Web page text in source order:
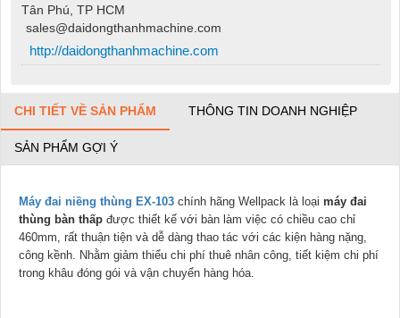
Tân Phú, TP HCM
sales@daidongthanhmachine.com
http://daidongthanhmachine.com
CHI TIẾT VỀ SẢN PHẨM THÔNG TIN DOANH NGHIỆP
SẢN PHẨM GỢI Ý
Máy đai niềng thùng EX-103 chính hãng Wellpack là loại máy đai
thùng bàn thấp được thiết kế với bàn làm việc có chiều cao chỉ
460mm, rất thuận tiện và dễ dàng thao tác với các kiện hàng nặng,
công kềnh. Nhằm giảm thiểu chi phí thuê nhân công, tiết kiệm chi phí
trong khâu đóng gói và vận chuyển hàng hóa.